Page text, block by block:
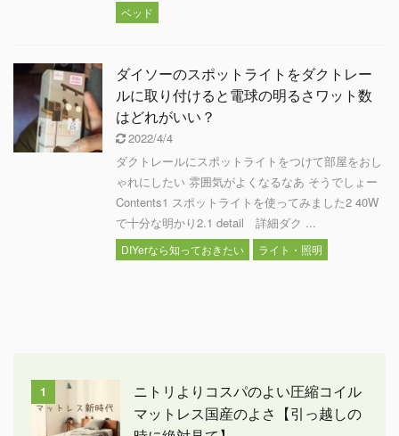
ベッド
ダイソーのスポットライトをダクトレー
ルに取り付けると電球の明るさワット数
はどれがいい？
2022/4/4
ダクトレールにスポットライトをつけて部屋をおし
ゃれにしたい 雰囲気がよくなるなあ そうでしょー
Contents1 スポットライトを使ってみました2 40W
で十分な明かり2.1 detail 詳細ダク ...
DIYerなら知っておきたい ライト・照明
1
ニトリよりコスパのよい圧縮コイル
マットレス国産のよさ【引っ越しの